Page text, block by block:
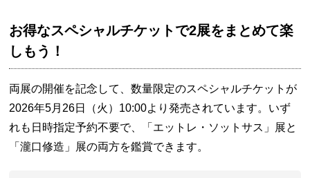
お得なスペシャルチケットで2展をまとめて楽
しもう！
両展の開催を記念して、数量限定のスペシャルチケットが
2026年5月26日（火）10:00より発売されています。いず
れも日時指定予約不要で、「エットレ・ソットサス」展と
「瀧口修造」展の両方を鑑賞できます。